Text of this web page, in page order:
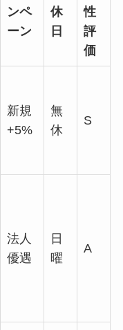
ンペ
ーン
休
日
性
評
価
新規
+5%
無
休
S
法人
優遇
日
曜
A